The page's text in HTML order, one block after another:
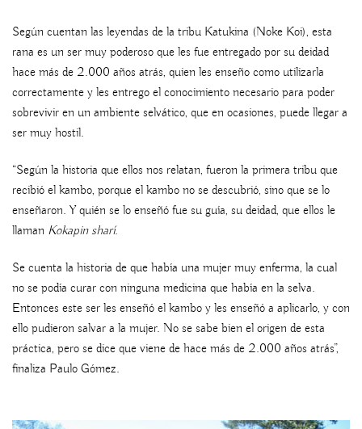
Según cuentan las leyendas de la tribu Katukina (Noke Koi), esta
rana es un ser muy poderoso que les fue entregado por su deidad
hace más de 2.000 años atrás, quien les enseño como utilizarla
correctamente y les entrego el conocimiento necesario para poder
sobrevivir en un ambiente selvático, que en ocasiones, puede llegar a
ser muy hostil.
“Según la historia que ellos nos relatan, fueron la primera tribu que
recibió el kambo, porque el kambo no se descubrió, sino que se lo
enseñaron. Y quién se lo enseñó fue su guía, su deidad, que ellos le
llaman Kokapin sharí.
Se cuenta la historia de que había una mujer muy enferma, la cual
no se podía curar con ninguna medicina que había en la selva.
Entonces este ser les enseñó el kambo y les enseñó a aplicarlo, y con
ello pudieron salvar a la mujer. No se sabe bien el origen de esta
práctica, pero se dice que viene de hace más de 2.000 años atrás”,
finaliza Paulo Gómez.